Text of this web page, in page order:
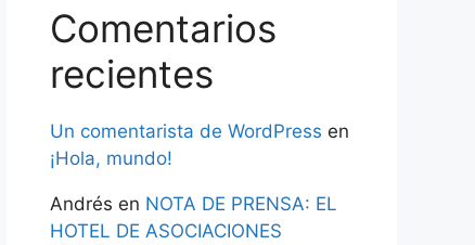
Comentarios
recientes
Un comentarista de WordPress en
¡Hola, mundo!
Andrés en NOTA DE PRENSA: EL
HOTEL DE ASOCIACIONES